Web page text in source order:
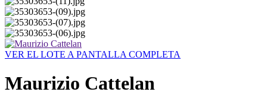
VER EL LOTE A PANTALLA COMPLETA
Maurizio Cattelan